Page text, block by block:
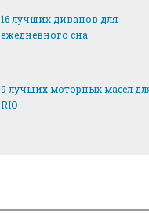
16 лучших диванов для
ежедневного сна
9 лучших моторных масел
RIO